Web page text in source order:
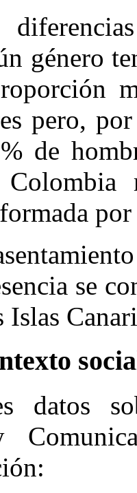
género
pero,
de
se
datos